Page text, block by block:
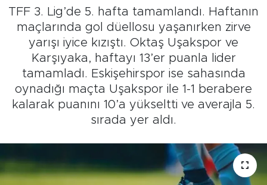
TFF 3. Lig’de 5. hafta tamamlandı. Haftanın
maçlarında gol düellosu yaşanırken zirve
yarışı iyice kızıştı. Oktaş Uşakspor ve
Karşıyaka, haftayı 13’er puanla lider
tamamladı. Eskişehirspor ise sahasında
oynadığı maçta Uşakspor ile 1-1 berabere
kalarak puanını 10’a yükseltti ve averajla 5.
sırada yer aldı.
Spor
Sağlık
Kültür Sanat
Tarihçe
Resmi İlanlar
Söyleşi
Tüm Manşetler
Son Dakika Haberleri
Haber Arşivi